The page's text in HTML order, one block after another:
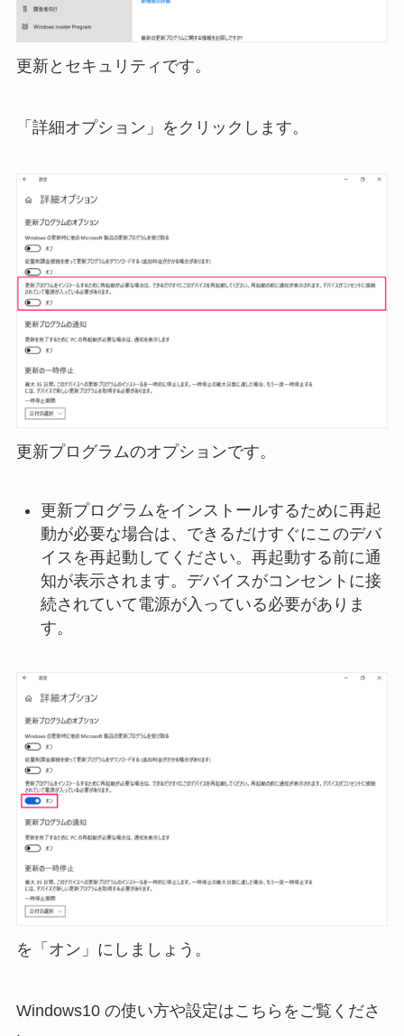
更新とセキュリティです。
「詳細オプション」をクリックします。
更新プログラムのオプションです。
更新プログラムをインストールするために再起
動が必要な場合は、できるだけすぐにこのデバ
イスを再起動してください。再起動する前に通
知が表示されます。デバイスがコンセントに接
続されていて電源が入っている必要がありま
す。
を「オン」にしましょう。
Windows10 の使い方や設定はこちらをご覧くださ